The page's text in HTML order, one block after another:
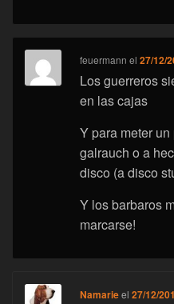
feuermann el27/12/
Los guerreros
en las cajas
Y para meter
galrauch o a
disco (a disco
Y los barbaros
marcarse!
Namarieel27/12/